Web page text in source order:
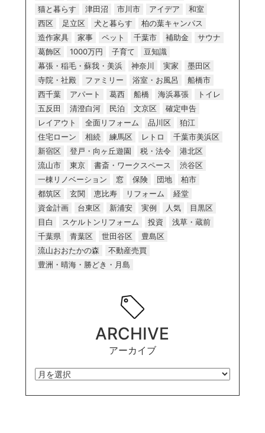
猫と暮らす
津田沼 市川市 アイデア
和室
西区
足立区 犬と暮らす
柏の葉キャンパス
造作家具
家事 ペット 千葉市 補助金
サウナ
葛飾区
1000万円 子育て
豆知識
幕張・稲毛・蘇我・美浜
神奈川 実家
墨田区
寺院・社殿
ファミリー 浴室・お風呂
船橋市
西千葉
アパート 葛西 船橋 海浜幕張
トイレ
五反田
清澄白河 民泊 文京区
確定申告
レイアウト
全面リフォーム 品川区
狛江
住宅ローン
相続 練馬区 レトロ
千葉市美浜区
新宿区
登戸・向ヶ丘遊園 税・法令
港北区
流山市
東京 書斎・ワークスペース
渋谷区
一棟リノベーション
窓 保険 団地
柏市
都筑区
玄関 恵比寿 リフォーム
経堂
資金計画
台東区 新浦安 実例 人気
目黒区
目白
スケルトンリフォーム 投資
浅草・蔵前
千葉県
青葉区 世田谷区
豊島区
流山おおたかの森
不動産売買
豊洲・晴海・勝どき・月島
ARCHIVE
アーカイブ